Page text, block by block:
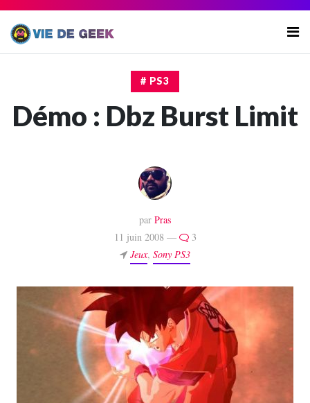
# PS3
Démo : Dbz Burst Limit
par Pras
11 juin 2008 —
3
Jeux, Sony PS3